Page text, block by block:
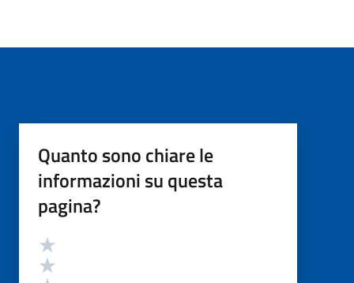
Quanto sono chiare le
informazioni su questa
pagina?
Valutazione